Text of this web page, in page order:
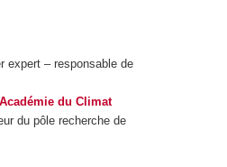
expert – responsable de
Académie du Climat
du pôle recherche de